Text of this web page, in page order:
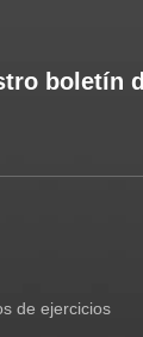
boletín
de ejercicios